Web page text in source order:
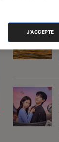
J'ACCEPTE